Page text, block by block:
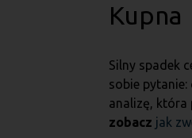
Kupna
Silny spadek
sobie
analizę, która
zobacz jak